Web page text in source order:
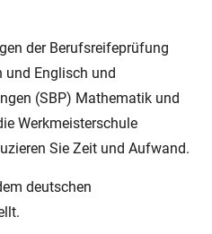
der Berufsreifeprüfung
und Englisch und
(SBP) Mathematik und
Werkmeisterschule
Sie Zeit und Aufwand.
deutschen